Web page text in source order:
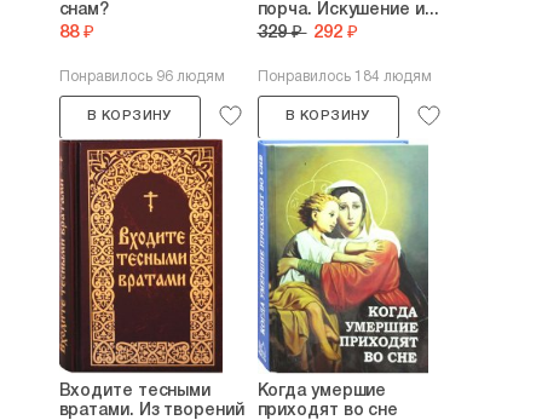
снам?
88 ₽
Понравилось 96 людям
В КОРЗИНУ
порча. Искушение и...
329 ₽ 292 ₽
Понравилось 184 людям
В КОРЗИНУ
Входите тесными
вратами. Из творений
Когда умершие
приходят во сне